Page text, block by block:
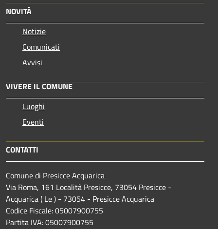
NOVITÀ
Notizie
Comunicati
Avvisi
VIVERE IL COMUNE
Luoghi
Eventi
CONTATTI
Comune di Presicce Acquarica
Via Roma, 161 Località Presicce, 73054 Presicce -
Acquarica ( Le ) - 73054 - Presicce Acquarica
Codice Fiscale: 05007900755
Partita IVA: 05007900755